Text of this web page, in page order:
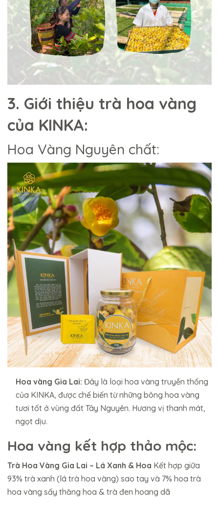
3. Giới thiệu trà hoa vàng
của KINKA:
Hoa Vàng Nguyên chất:
Hoa vàng Gia Lai: Đây là loại hoa vàng truyền thống
của KINKA, được chế biến từ những bông hoa vàng
tươi tốt ở vùng đất Tây Nguyên. Hương vị thanh mát,
ngọt dịu.
Hoa vàng kết hợp thảo mộc:
Trà Hoa Vàng Gia Lai – Lá Xanh & Hoa Kết hợp giữa
93% trà xanh (lá trà hoa vàng) sao tay và 7% hoa trà
hoa vàng sấy thăng hoa & trà đen hoang dã